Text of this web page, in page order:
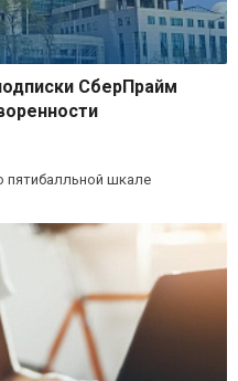
СберПрайм
пятибалльной шкале